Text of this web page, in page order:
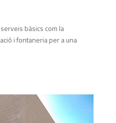
bàsics com la
i fontaneria per a una